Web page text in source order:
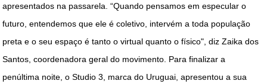
apresentados na passarela. “Quando pensamos em especular o
futuro, entendemos que ele é coletivo, intervém a toda população
preta e o seu espaço é tanto o virtual quanto o físico", diz Zaika dos
Santos, coordenadora geral do movimento. Para finalizar a
penúltima noite, o Studio 3, marca do Uruguai, apresentou a sua